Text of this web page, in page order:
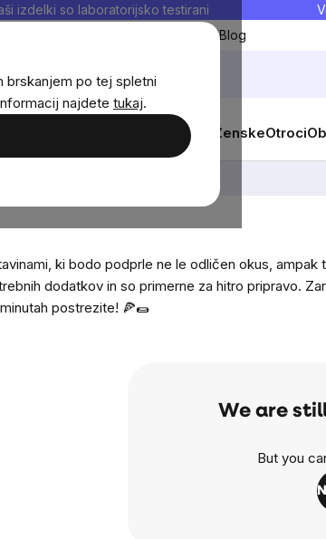
brskanjem po tej spletni
najdete tukaj.
izdelki so laboratorijsko testirani
Moji priljubljeniBlog
in prehrana Moški ŽenskeOtroci
ki bodo podprle ne le odličen okus,
dodatkov in so primerne za hitro pripravo.
postrezite! 🍕🌯
We are
But you